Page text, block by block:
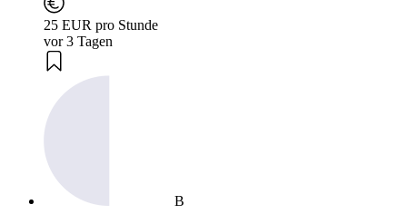
25 EUR pro Stunde
vor 3 Tagen
B